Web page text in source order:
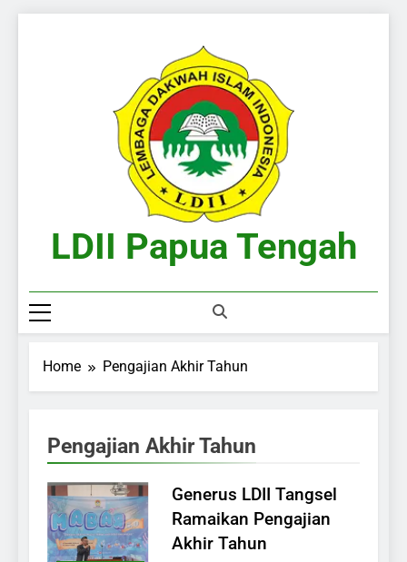
LDII Papua Tengah
Home Pengajian Akhir Tahun
Pengajian Akhir Tahun
Generus LDII Tangsel
Ramaikan Pengajian
Akhir Tahun